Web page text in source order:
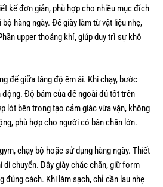
kế đơn giản, phù hợp cho nhiều mục đích
hàng ngày. Đế giày làm từ vật liệu nhẹ,
upper thoáng khí, giúp duy trì sự khô
đế giữa tăng độ êm ái. Khi chạy, bước
động. Độ bám của đế ngoài đủ tốt trên
lót bên trong tạo cảm giác vừa vặn, không
phù hợp cho người có bàn chân lớn.
chạy bộ hoặc sử dụng hàng ngày. Thiết
di chuyển. Dây giày chắc chắn, giữ form
đúng cách. Khi làm sạch, chỉ cần lau nhẹ